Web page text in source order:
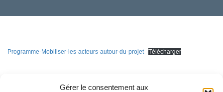
Gérer le consentement aux
Programme-Mobiliser-les-acteurs-autour-du-projet Télécharger